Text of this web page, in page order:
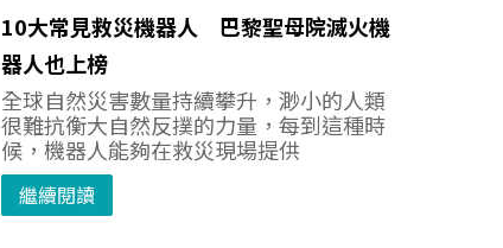
10大常見救災機器人 巴黎聖母院滅火機
器人也上榜
全球自然災害數量持續攀升，渺小的人類
很難抗衡大自然反撲的力量，每到這種時
候，機器人能夠在救災現場提供
繼續閱讀